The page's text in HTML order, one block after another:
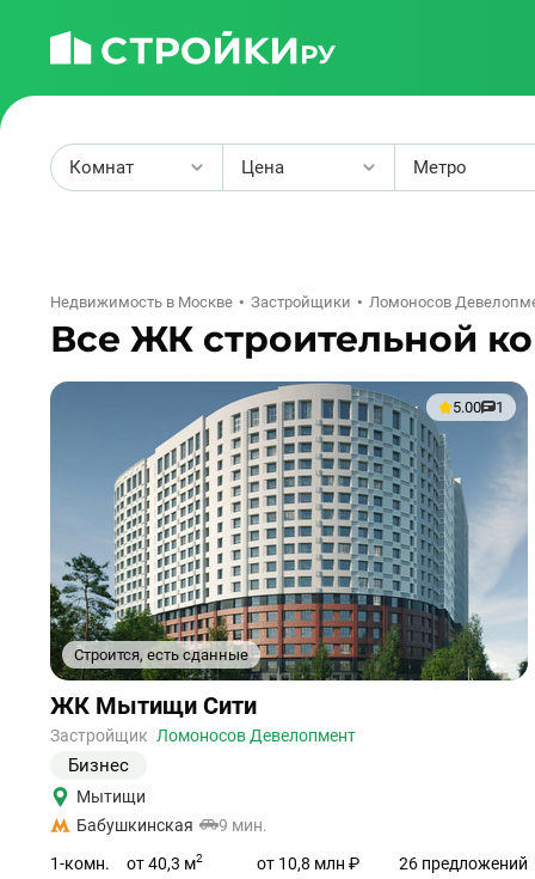
Комнат Цена Метро
Недвижимость в Москве Застройщики Ломоносов
Все ЖК строительной
Строится, есть сданные
5.00 1
12
Ссылка
на
объект
ЖК Мытищи Сити
Застройщик Ломоносов Девелопмент
Бизнес
Мытищи
Бабушкинская
9 мин.
1-комн. от 40,3 м2 от 10,8 млн ₽
26 предложений